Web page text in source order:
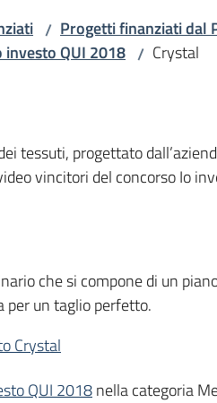
/ Progetti finanziati dal
QUI 2018 / Crystal
tessuti, progettato
vincitori del concorso Io
che si compone di un
per un taglio perfetto.
Crystal
QUI 2018nella categoria